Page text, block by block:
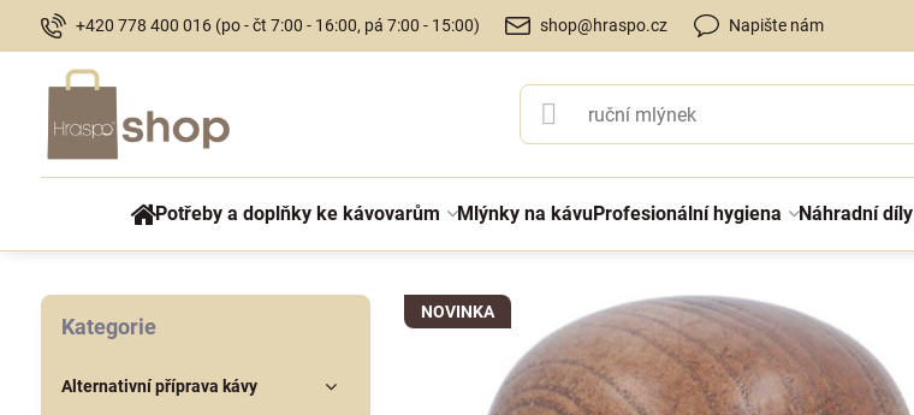
+420 778 400 016 (po - čt 7:00 - 16:00, pá 7:00 - 15:00) shop@hraspo.cz Napište nám
Potřeby a doplňky ke kávovarům Mlýnky na kávuProfesionální hygiena Náhradní díly
NOVINKA
Kategorie
Alternativní příprava kávy